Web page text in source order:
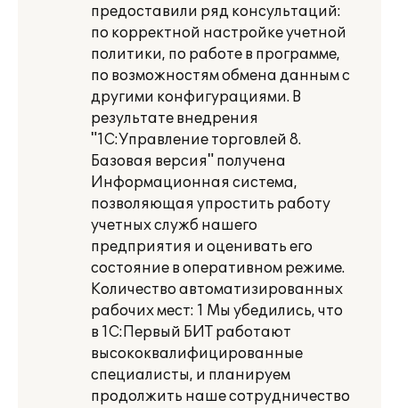
предоставили ряд консультаций:
по корректной настройке учетной
политики, по работе в программе,
по возможностям обмена данным с
другими конфигурациями. В
результате внедрения
"1С:Управление торговлей 8.
Базовая версия" получена
Информационная система,
позволяющая упростить работу
учетных служб нашего
предприятия и оценивать его
состояние в оперативном режиме.
Количество автоматизированных
рабочих мест: 1 Мы убедились, что
в 1С:Первый БИТ работают
высококвалифицированные
специалисты, и планируем
продолжить наше сотрудничество